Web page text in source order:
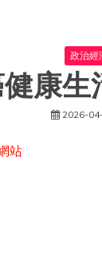
政治經
健康
2026-
站